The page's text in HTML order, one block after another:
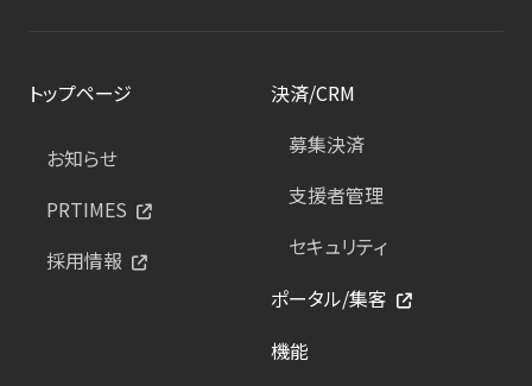
トップページ
お知らせ
PRTIMES
採用情報
決済/CRM
募集決済
支援者管理
セキュリティ
ポータル/集客
機能